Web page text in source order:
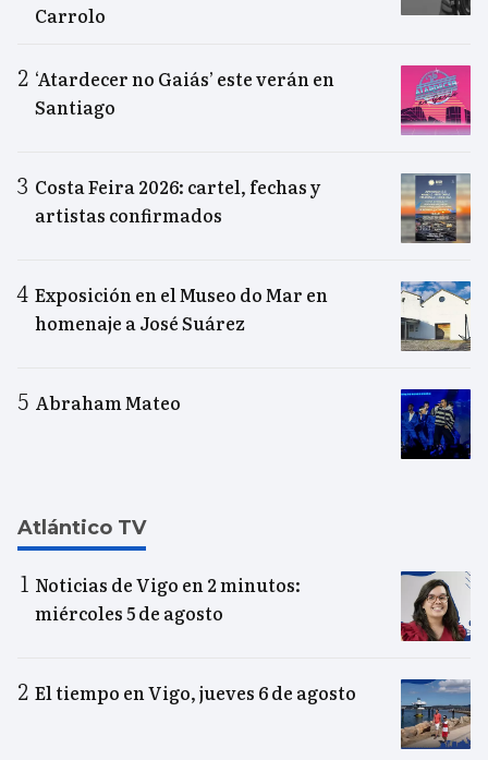
Carrolo
‘Atardecer no Gaiás’ este verán en
Santiago
Costa Feira 2026: cartel, fechas y
artistas confirmados
Exposición en el Museo do Mar en
homenaje a José Suárez
Abraham Mateo
Atlántico TV
Noticias de Vigo en 2 minutos:
miércoles 5 de agosto
El tiempo en Vigo, jueves 6 de agosto